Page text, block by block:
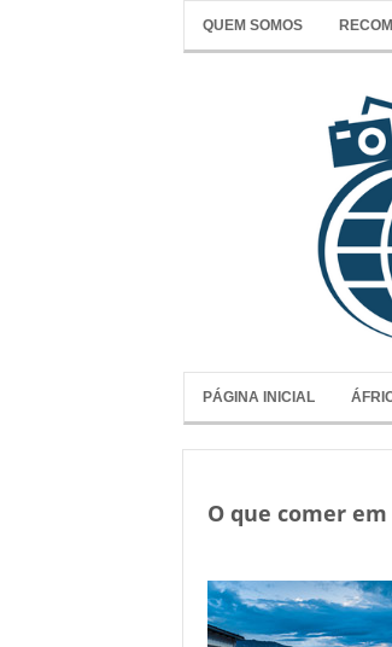
QUEM SOMOS
PÁGINA INICIAL
O que comer